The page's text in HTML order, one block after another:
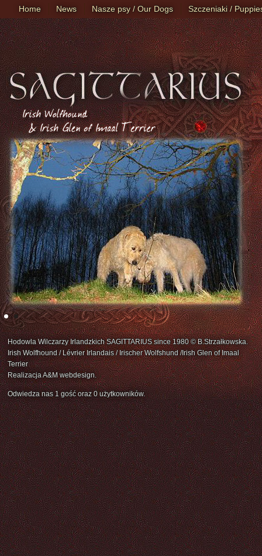
Home News Nasze psy / Our Dogs Szczeniaki /
Hodowla Wilczarzy Irlandzkich SAGITTARIUS since 1980 © B.Strzałkowska.
Irish Wolfhound / Lévrier Irlandais / Irischer Wolfshund /Irish Glen of Imaal
Terrier
Realizacja A&M webdesign.
Odwiedza nas 1 gość oraz 0 użytkowników.